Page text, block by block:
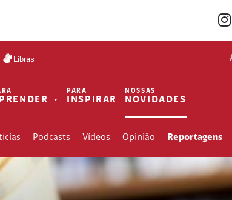
Libras
PARA
INSPIRAR
NOSSAS
NOVIDADES
Podcasts Vídeos Opinião Reportagens